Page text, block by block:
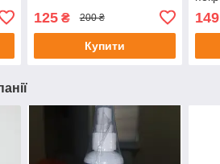
125₴ 200 ₴
Купити
149